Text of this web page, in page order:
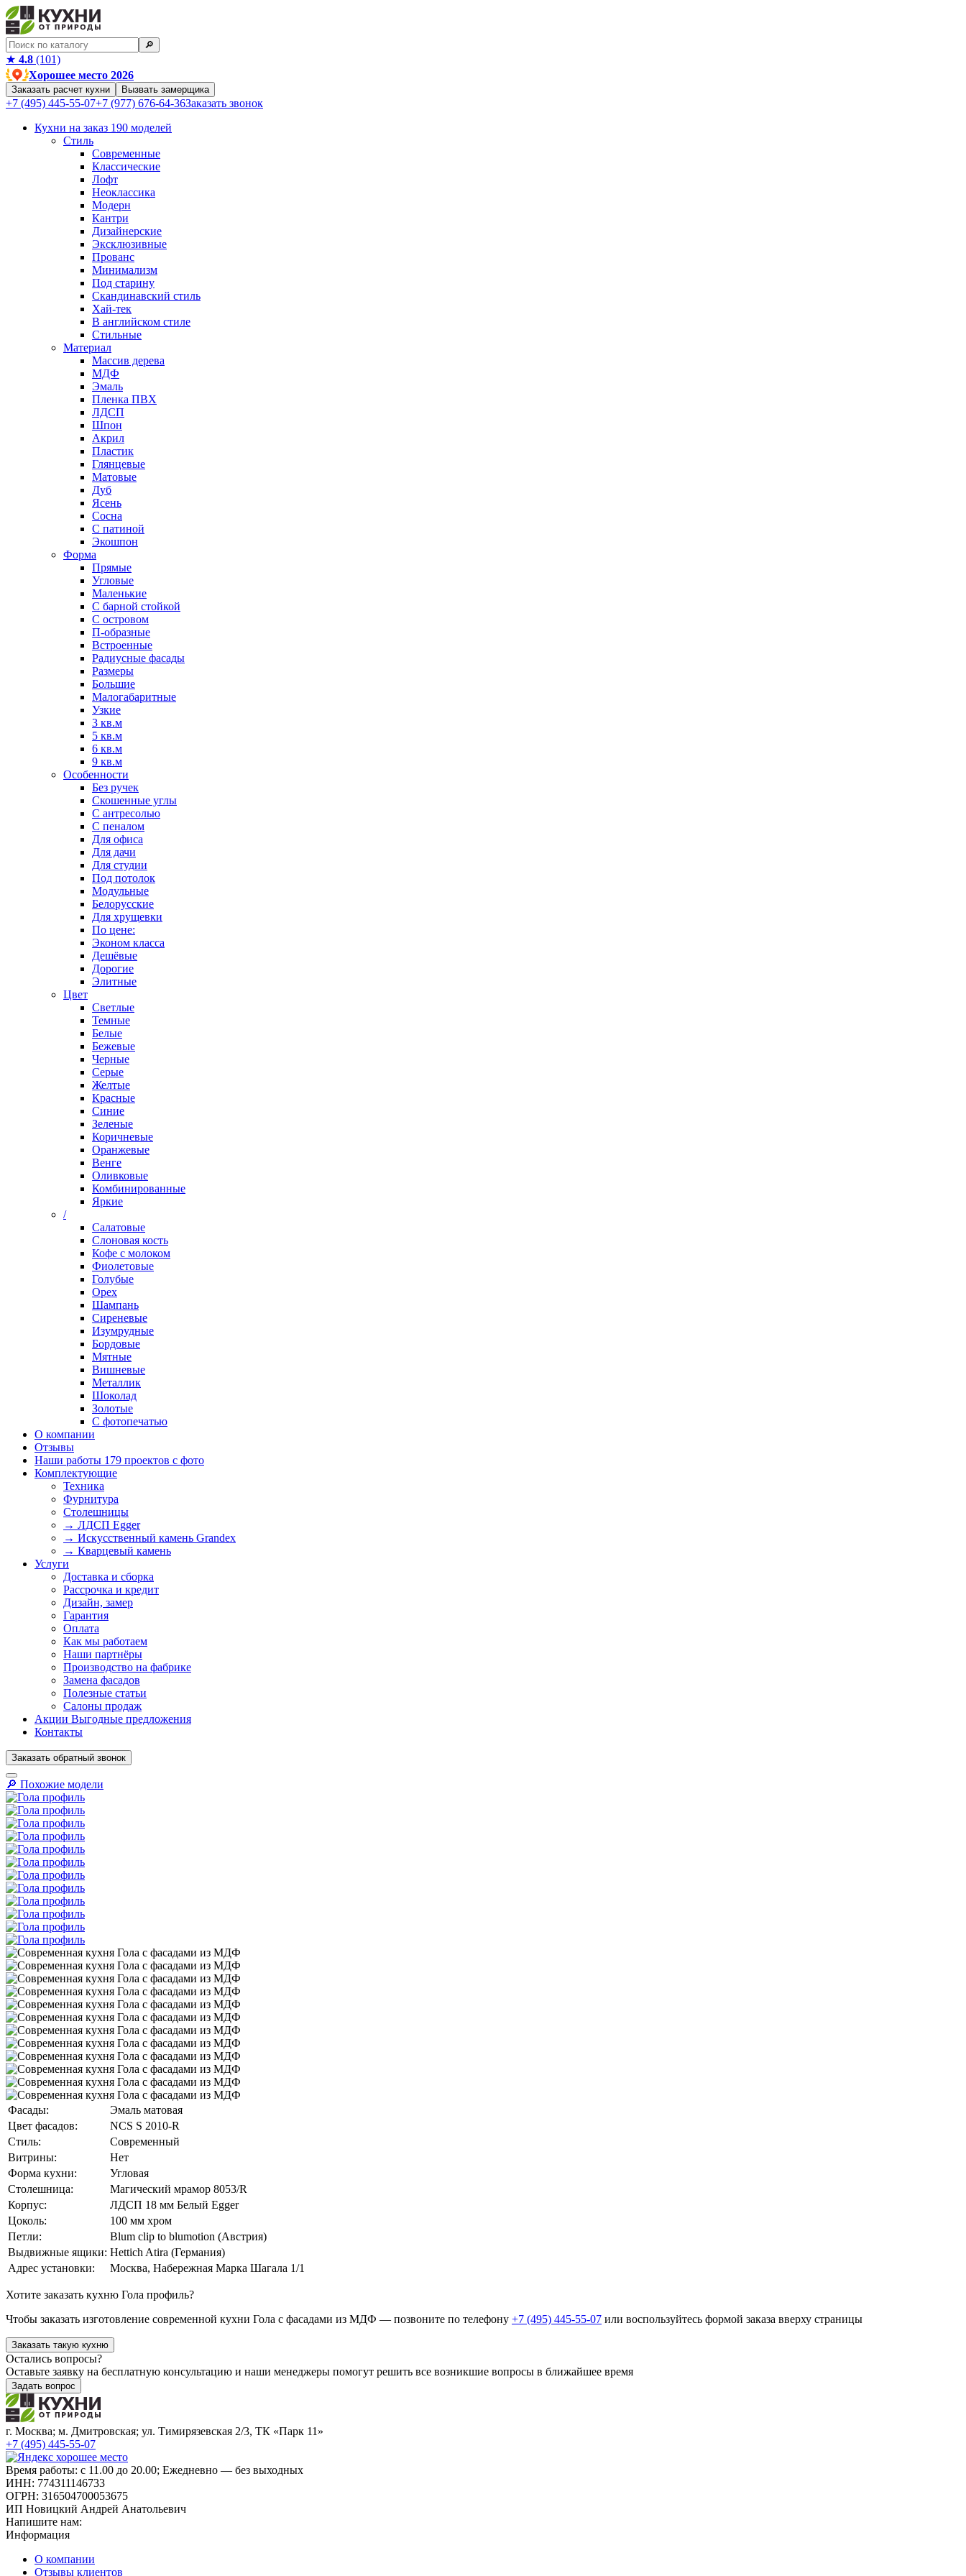
🔎︎
★ 4.8 (101)
Хорошее место 2026
Заказать расчет кухни Вызвать замерщика
+7 (495) 445-55-07+7 (977) 676-64-36Заказать звонок
Кухни на заказ 190 моделей
Стиль
Современные
Классические
Лофт
Неоклассика
Модерн
Кантри
Дизайнерские
Эксклюзивные
Прованс
Минимализм
Под старину
Скандинавский стиль
Хай-тек
В английском стиле
Стильные
Материал
Массив дерева
МДФ
Эмаль
Пленка ПВХ
ЛДСП
Шпон
Акрил
Пластик
Глянцевые
Матовые
Дуб
Ясень
Сосна
С патиной
Экошпон
Форма
Прямые
Угловые
Маленькие
С барной стойкой
С островом
П-образные
Встроенные
Радиусные фасады
Размеры
Большие
Малогабаритные
Узкие
3 кв.м
5 кв.м
6 кв.м
9 кв.м
Особенности
Без ручек
Скошенные углы
С антресолью
С пеналом
Для офиса
Для дачи
Для студии
Под потолок
Модульные
Белорусские
Для хрущевки
По цене:
Эконом класса
Дешёвые
Дорогие
Элитные
Цвет
Светлые
Темные
Белые
Бежевые
Черные
Серые
Желтые
Красные
Синие
Зеленые
Коричневые
Оранжевые
Венге
Оливковые
Комбинированные
Яркие
/
Салатовые
Слоновая кость
Кофе с молоком
Фиолетовые
Голубые
Орех
Шампань
Сиреневые
Изумрудные
Бордовые
Мятные
Вишневые
Металлик
Шоколад
Золотые
С фотопечатью
О компании
Отзывы
Наши работы 179 проектов с фото
Комплектующие
Техника
Фурнитура
Столешницы
→ ЛДСП Egger
→ Искусственный камень Grandex
→ Кварцевый камень
Услуги
Доставка и сборка
Рассрочка и кредит
Дизайн, замер
Гарантия
Оплата
Как мы работаем
Наши партнёры
Производство на фабрике
Замена фасадов
Полезные статьи
Салоны продаж
Акции Выгодные предложения
Контакты
Заказать обратный звонок
🔎︎ Похожие модели
Фасады:
Эмаль матовая
Цвет фасадов:
NCS S 2010-R
Стиль:
Современный
Витрины:
Нет
Форма кухни:
Угловая
Столешница:
Магический мрамор 8053/R
Корпус:
ЛДСП 18 мм Белый Egger
Цоколь:
100 мм хром
Петли:
Blum clip to blumotion (Австрия)
Выдвижные ящики: Hettich Atira (Германия)
Адрес установки:
Москва, Набережная Марка Шагала 1/1
Хотите заказать кухню Гола профиль?
Чтобы заказать изготовление современной кухни Гола с фасадами из МДФ — позвоните по телефону +7 (495) 445-55-07 или воспользуйтесь формой заказа вверху страницы
Заказать такую кухню
Остались вопросы?
Оставьте заявку на бесплатную консультацию и наши менеджеры помогут решить все возникшие вопросы в ближайшее время
Задать вопрос
г. Москва; м. Дмитровская; ул. Тимирязевская 2/3, ТК «Парк 11»
+7 (495) 445-55-07
Время работы: с 11.00 до 20.00; Ежедневно — без выходных
ИНН: 774311146733
ОГРН: 316504700053675
ИП Новицкий Андрей Анатольевич
Напишите нам:
Информация
О компании
Отзывы клиентов